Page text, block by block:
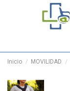
Inicio MOVILIDAD